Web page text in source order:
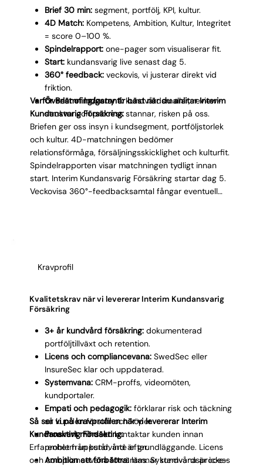
Brief 30 min:segment, portfölj, KPI, kultur.
4D Match: Kompetens, Ambition, Kultur, Integritet
= score 0–100 %.
Spindelrapport: one-pager som visualiserar fit.
Start: kundansvarig live senast dag 5.
360° feedback:veckovis, vi justerar direkt vid
friktion.
Överlämning/garanti:kundvårdsmallar, review-
struktur och process stannar, risken på oss.
Varför Best of Industry är bäst när du anlitar Interim
Kundansvarig Försäkring:
Briefen ger oss insyn i kundsegment, portföljstorlek
och kultur. 4D-matchningen bedömer
relationsförmåga, försäljningsskicklighet och kulturfit.
Spindelrapporten visar matchningen tydligt innan
start. Interim Kundansvarig Försäkring startar dag 5.
Veckovisa 360°-feedbacksamtal fångar eventuell
Kravprofil
Kvalitetskrav när vi levererar Interim Kundansvarig
Försäkring
3+ år kundvård försäkring: dokumenterad
portföljtillväxt och retention.
Licens och compliancevana:SwedSec eller
InsureSec klar och uppdaterad.
Systemvana: CRM-proffs, videomöten,
kundportaler.
Empati och pedagogik: förklarar risk och täckning
så kunden förstår och köper.
Proaktivt mindset:kontaktar kunden innan
problem uppstår, inte efter.
Ambition att förbättra:lämnar kundvårdsprocess
Så ser vi på kravprofilen när vi levererar Interim
Kundansvarig Försäkring:
Erfarenhet från kundvård är grundläggande. Licens
och compliancevana förväntas. Systemvana är icke-